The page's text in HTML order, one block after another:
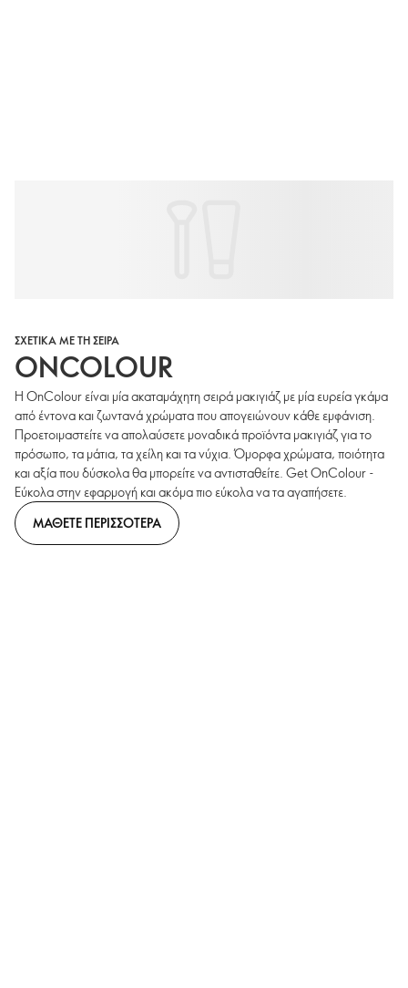
ΣΧΕΤΙΚΑ ΜΕ ΤΗ ΣΕΙΡΑ
ONCOLOUR
Η OnColour είναι μία ακαταμάχητη σειρά μακιγιάζ με μία ευρεία γκάμα
από έντονα και ζωντανά χρώματα που απογειώνουν κάθε εμφάνιση.
Προετοιμαστείτε να απολαύσετε μοναδικά προϊόντα μακιγιάζ για το
πρόσωπο, τα μάτια, τα χείλη και τα νύχια. Όμορφα χρώματα, ποιότητα
και αξία που δύσκολα θα μπορείτε να αντισταθείτε. Get OnColour -
Εύκολα στην εφαρμογή και ακόμα πιο εύκολα να τα αγαπήσετε.
ΜΑΘΕΤΕ ΠΕΡΙΣΣΟΤΕΡΑ